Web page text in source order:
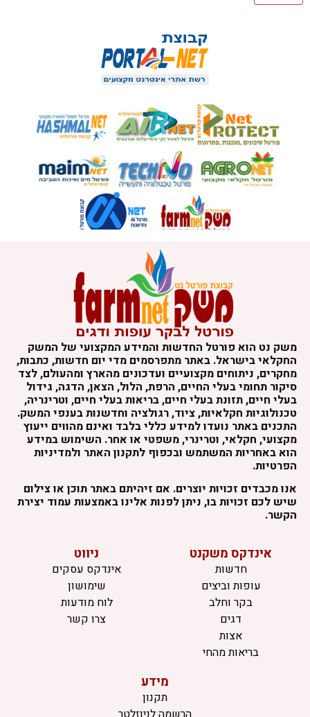
משק נט הוא פורטל החדשות והמידע המקצועי של המשק
החקלאי בישראל. באתר מתפרסמים מדי יום חדשות, כתבות,
מחקרים, ניתוחים מקצועיים ועדכונים מהארץ ומהעולם, לצד
סיקור תחומי בעלי החיים, הרפת, הלול, הצאן, הדגה, גידול
בעלי חיים, תזונת בעלי חיים, בריאות בעלי חיים, וטרינריה,
טכנולוגיות חקלאיות, ציוד, רגולציה וחדשנות בענפי המשק.
התכנים באתר נועדו למידע כללי בלבד ואינם מהווים ייעוץ
מקצועי, חקלאי, וטרינרי, משפטי או אחר. השימוש במידע
הוא באחריות המשתמש ובכפוף לתקנון האתר ולמדיניות
הפרטיות.
אנו מכבדים זכויות יוצרים. אם זיהיתם באתר תוכן או צילום
שיש לכם זכויות בו, ניתן לפנות אלינו באמצעות עמוד יצירת
הקשר.
אינדקס משקנט
חדשות
עופות וביצים
בקר וחלב
דגים
אצות
בריאות מהחי
ניווט
אינדקס עסקים
שימושון
לוח מודעות
צרו קשר
מידע
תקנון